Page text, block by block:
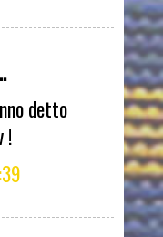
detto
!